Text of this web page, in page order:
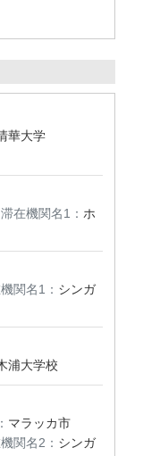
華大学
滞在機関名1： ホ
関名1： シンガ
浦大学校
マラッカ市
関名2： シンガ